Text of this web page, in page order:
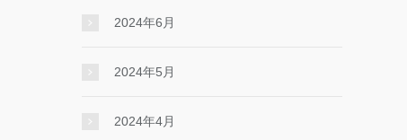
2024年6月
2024年5月
2024年4月